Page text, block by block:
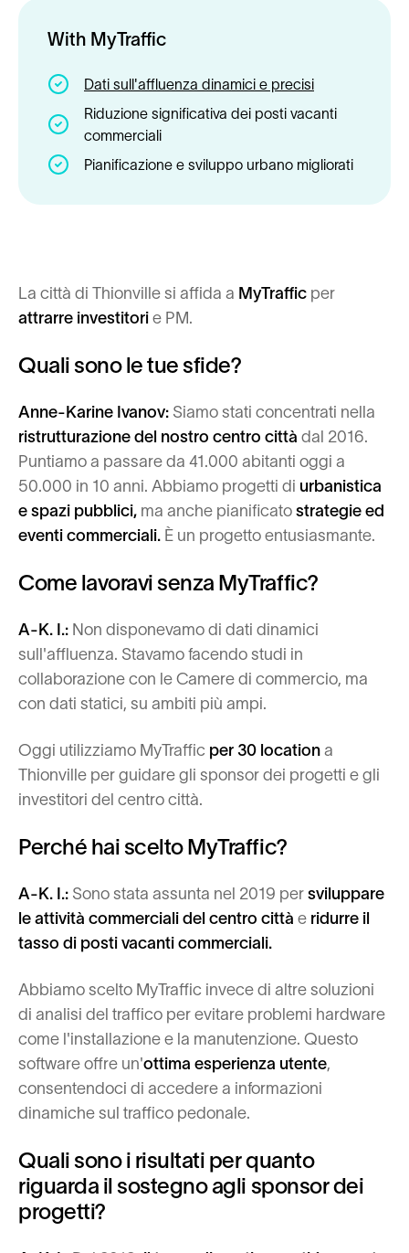
With MyTraffic
Dati sull'affluenza dinamici e precisi
Riduzione significativa dei posti vacanti
commerciali
Pianificazione e sviluppo urbano migliorati
La città di Thionville si affida a MyTraffic per
attrarre investitori e PM.
Quali sono le tue sfide?
Anne-Karine Ivanov: Siamo stati concentrati nella
ristrutturazione del nostro centro città dal 2016.
Puntiamo a passare da 41.000 abitanti oggi a
50.000 in 10 anni. Abbiamo progetti di urbanistica
e spazi pubblici, ma anche pianificato strategie ed
eventi commerciali. È un progetto entusiasmante.
Come lavoravi senza MyTraffic?
A-K. I.: Non disponevamo di dati dinamici
sull'affluenza. Stavamo facendo studi in
collaborazione con le Camere di commercio, ma
con dati statici, su ambiti più ampi.
Oggi utilizziamo MyTraffic per 30 location a
Thionville per guidare gli sponsor dei progetti e gli
investitori del centro città.
Perché hai scelto MyTraffic?
A-K. I.: Sono stata assunta nel 2019 per sviluppare
le attività commerciali del centro città e ridurre il
tasso di posti vacanti commerciali.
Abbiamo scelto MyTraffic invece di altre soluzioni
di analisi del traffico per evitare problemi hardware
come l'installazione e la manutenzione. Questo
software offre un'ottima esperienza utente,
consentendoci di accedere a informazioni
dinamiche sul traffico pedonale.
Quali sono i risultati per quanto
riguarda il sostegno agli sponsor dei
progetti?